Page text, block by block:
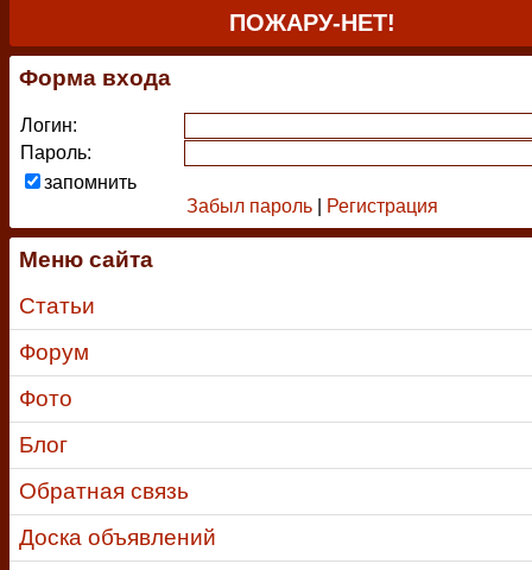
ПОЖАРУ-НЕТ!
Форма входа
Логин:
Пароль:
запомнить
Забыл пароль
Регистрация
Меню сайта
Статьи
Форум
Фото
Блог
Обратная связь
Доска объявлений